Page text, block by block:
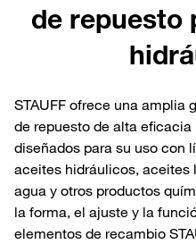
de repuesto
STAUFF ofrece una amplia
de repuesto de alta
diseñados para su uso con
aceites hidráulicos, aceites
agua y otros productos
la forma, el ajuste y la
elementos de recambio